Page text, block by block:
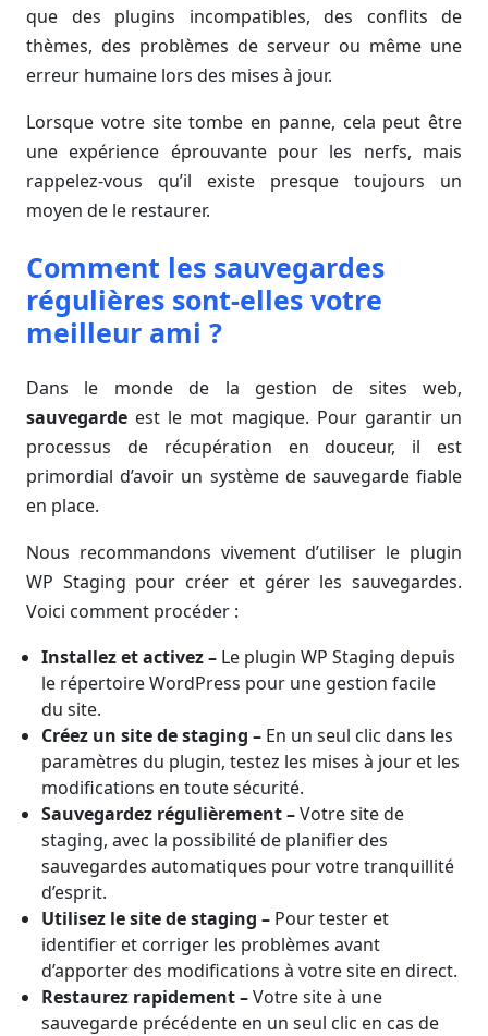
que des plugins incompatibles, des conflits de
thèmes, des problèmes de serveur ou même une
erreur humaine lors des mises à jour.
Lorsque votre site tombe en panne, cela peut être
une expérience éprouvante pour les nerfs, mais
rappelez-vous qu’il existe presque toujours un
moyen de le restaurer.
Comment les sauvegardes
régulières sont-elles votre
meilleur ami ?
Dans le monde de la gestion de sites web,
sauvegarde est le mot magique. Pour garantir un
processus de récupération en douceur, il est
primordial d’avoir un système de sauvegarde fiable
en place.
Nous recommandons vivement d’utiliser le plugin
WP Staging pour créer et gérer les sauvegardes.
Voici comment procéder :
Installez et activez – Le plugin WP Staging depuis
le répertoire WordPress pour une gestion facile
du site.
Créez un site de staging – En un seul clic dans les
paramètres du plugin, testez les mises à jour et les
modifications en toute sécurité.
Sauvegardez régulièrement–Votre site de
staging, avec la possibilité de planifier des
sauvegardes automatiques pour votre tranquillité
d’esprit.
Utilisez le site de staging – Pour tester et
identifier et corriger les problèmes avant
d’apporter des modifications à votre site en direct.
Restaurez rapidement –Votre site à une
sauvegarde précédente en un seul clic en cas de